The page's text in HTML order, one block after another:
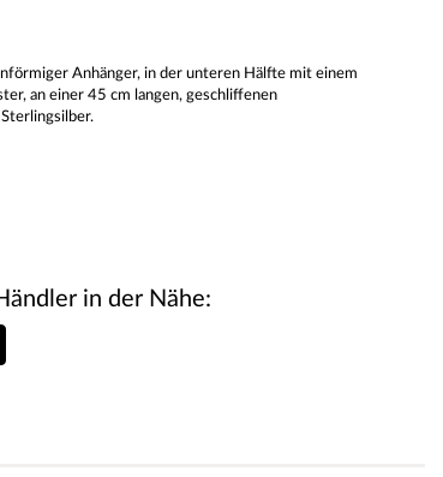
Anhänger, in der unteren Hälfte mit einem
an einer 45 cm langen, geschliffenen
in der Nähe: